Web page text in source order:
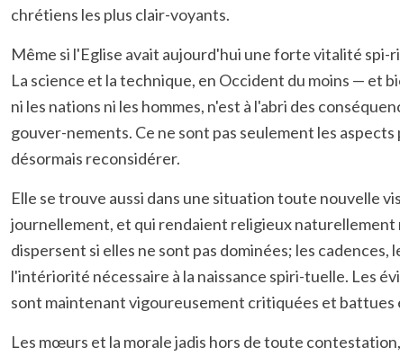
chrétiens les plus clair-voyants.
Même si l'Eglise avait aujourd'hui une forte vitalité
La science et la technique, en Occident du moins — et
ni les nations ni les hommes, n'est à l'abri des
gouver-nements. Ce ne sont pas seulement les
désormais reconsidérer.
Elle se trouve aussi dans une situation toute nouvelle
journellement, et qui rendaient religieux
dispersent si elles ne sont pas dominées; les
l'intériorité nécessaire à la naissance spiri-tuelle. Les
sont maintenant vigoureusement critiquées et battues
Les mœurs et la morale jadis hors de toute